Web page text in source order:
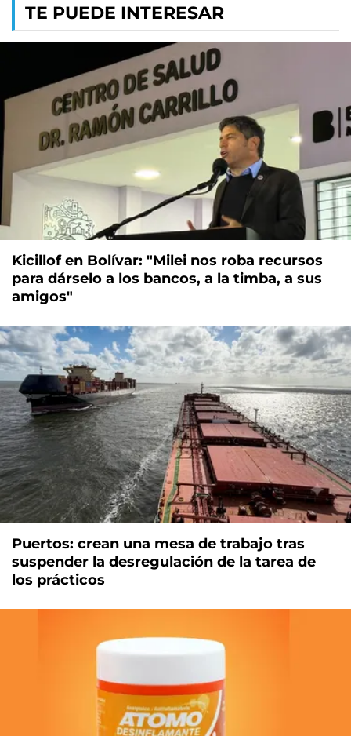
TE PUEDE INTERESAR
Kicillof en Bolívar: "Milei nos roba recursos
para dárselo a los bancos, a la timba, a sus
amigos"
Puertos: crean una mesa de trabajo tras
suspender la desregulación de la tarea de
los prácticos